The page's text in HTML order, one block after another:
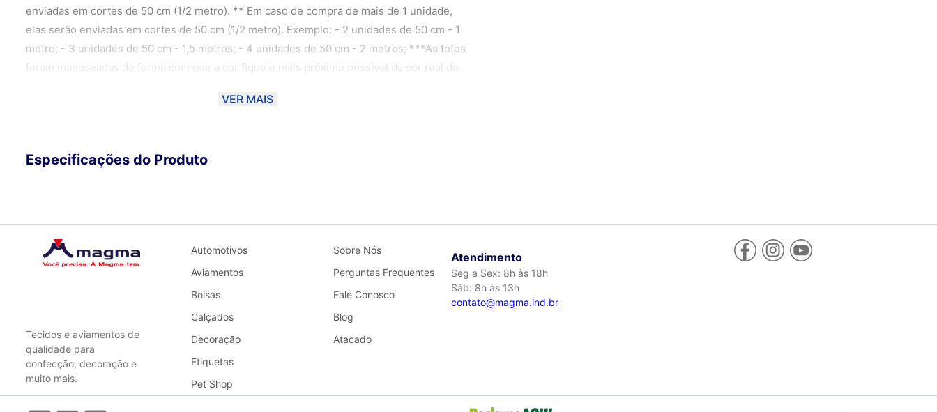
enviadas em cortes de 50 cm (1/2 metro). ** Em caso de compra de mais de 1 unidade,
elas serão enviadas em cortes de 50 cm (1/2 metro). Exemplo: - 2 unidades de 50 cm - 1
metro; - 3 unidades de 50 cm - 1,5 metros; - 4 unidades de 50 cm - 2 metros; ***As fotos
foram manuseadas de forma com que a cor fique o mais próximo possível da cor real do
método de envio PAC ou SEDEX, o material poderá ser DOBRADO para ser entregue aos
VER MAIS
Especificações do Produto
Tecidos e aviamentos de
qualidade para
confecção, decoração e
muito mais.
Automotivos
Aviamentos
Bolsas
Calçados
Decoração
Etiquetas
Pet Shop
Sobre Nós
Perguntas Frequentes
Fale Conosco
Blog
Atacado
Atendimento
Seg a Sex: 8h às 18h
Sáb: 8h às 13h
contato@magma.ind.br